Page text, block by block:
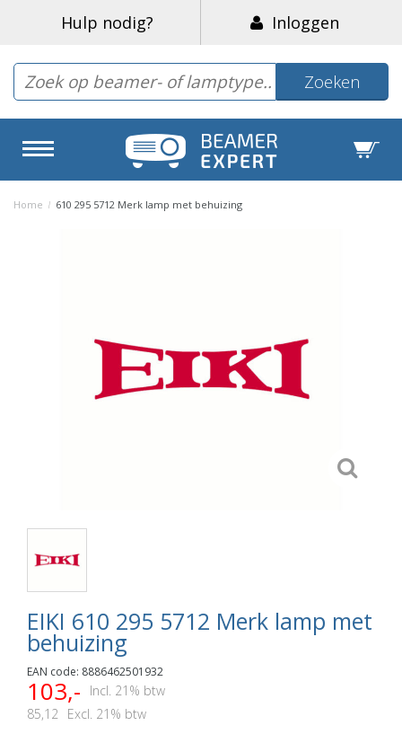
Hulp nodig? Inloggen
Zoeken
Home / 610 295 5712 Merk lamp met behuizing
EIKI 610 295 5712 Merk lamp met
behuizing
EAN code: 8886462501932
103,-
Incl. 21% btw
85,12
Excl. 21% btw